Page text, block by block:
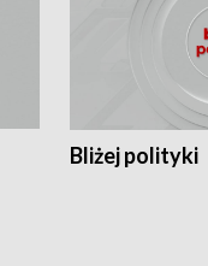
Bliżej polityki